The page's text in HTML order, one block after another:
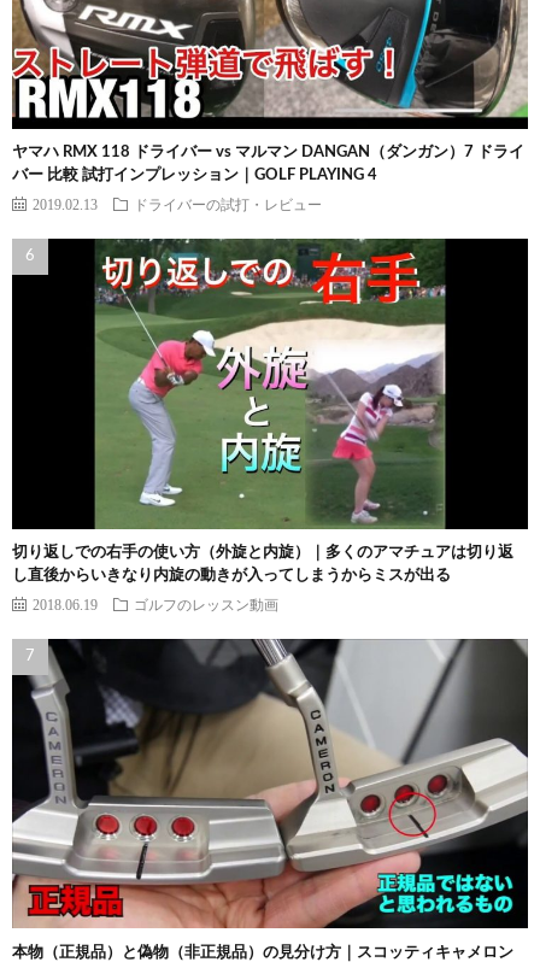
ヤマハ RMX 118 ドライバー vs マルマン DANGAN（ダンガン）7 ドライ
バー 比較 試打インプレッション｜GOLF PLAYING 4
2019.02.13 ドライバーの試打・レビュー
切り返しでの右手の使い方（外旋と内旋）｜多くのアマチュアは切り返
し直後からいきなり内旋の動きが入ってしまうからミスが出る
2018.06.19 ゴルフのレッスン動画
本物（正規品）と偽物（非正規品）の見分け方｜スコッティキャメロン